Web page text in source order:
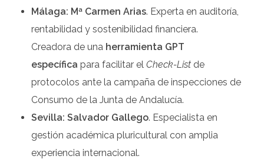
Málaga: Mª Carmen Arias. Experta en auditoría,
rentabilidad y sostenibilidad financiera.
Creadora de una herramienta GPT
específica para facilitar el Check-Listde
protocolos ante la campaña de inspecciones de
Consumo de la Junta de Andalucía.
Sevilla: Salvador Gallego. Especialista en
gestión académica pluricultural con amplia
experiencia internacional.